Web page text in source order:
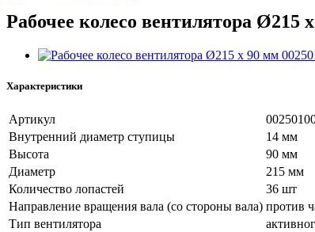
Рабочее колесо вентилятора Ø215
Характеристики
Артикул
Внутренний диаметр ступицы
14 мм
Высота
90 мм
Диаметр
215 мм
Количество лопастей
36 шт
Направление вращения вала (со стороны вала) против
Тип вентилятора